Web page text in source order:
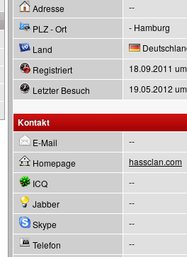
Adresse
--
PLZ - Ort
- Hamburg
Land
Registriert
18.09.2011
Letzter Besuch
19.05.2012
Kontakt
E-Mail
--
Homepage
hassclan.com
ICQ
--
Jabber
--
Skype
--
Telefon
--